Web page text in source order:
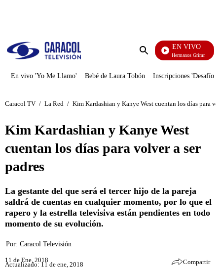
Enviar
EN VIVO
Cuentos De Los Hermanos Grimm
En vivo 'Yo Me Llamo' Bebé de Laura Tobón Inscripciones 'Desafío'
Caracol TV / La Red / Kim Kardashian y Kanye West cuentan los días para
Kim Kardashian y Kanye West
cuentan los días para volver a ser
padres
La gestante del que será el tercer hijo de la pareja
saldrá de cuentas en cualquier momento, por lo que el
rapero y la estrella televisiva están pendientes en todo
momento de su evolución.
Por: Caracol Televisión
11 de Ene, 2018
Actualizado: 11 de ene, 2018 Compartir